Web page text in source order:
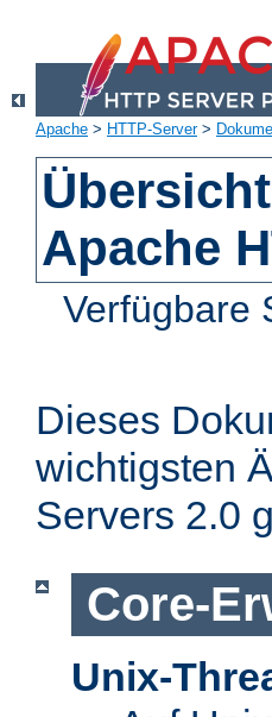
Apache > HTTP-Server>
Apache
Verfügbare
Dieses
wichtigsten
Servers 2.0
Core-
Unix-